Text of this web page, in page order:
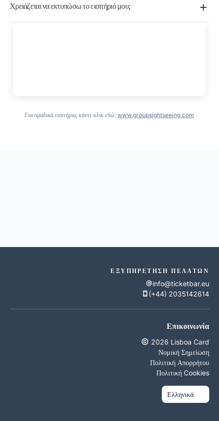
Χρειάζεται να εκτυπώσω το εισιτήριό μου;
Για ομαδικά εισιτήρια, κάντε κλικ εδώ: www.groupsightseeing.com
ΕΞΥΠΗΡΈΤΗΣΗ ΠΕΛΑΤΏΝ
info@ticketbar.eu
(+44) 2035142614
Επικοινωνία
2026 Lisboa Card
Νομική Σημείωση
Πολιτική Απορρήτου
Πολιτική Cookies